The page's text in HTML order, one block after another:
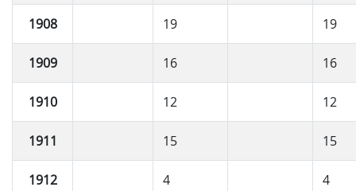
1908 19 19
1909 16 16
1910 12 12
1911 15 15
1912 4 4